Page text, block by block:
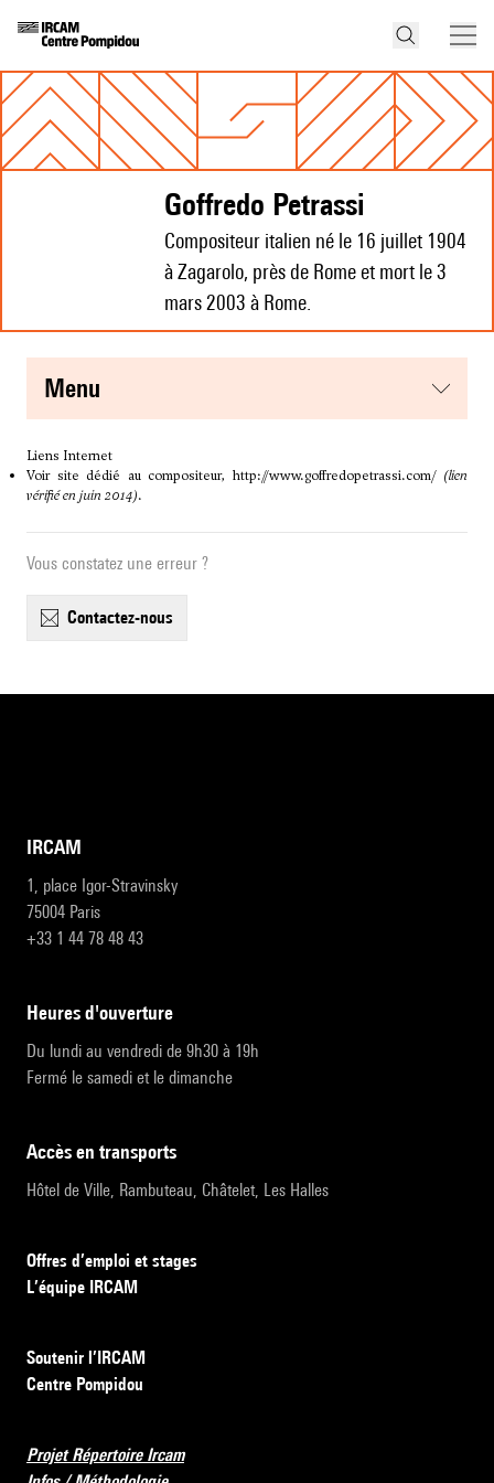
Goffredo Petrassi
Compositeur italien né le 16 juillet 1904
à Zagarolo, près de Rome et mort le 3
mars 2003 à Rome.
menu
Liens Internet
Voir site dédié au compositeur, http://www.goffredopetrassi.com/ (lien
vérifié en juin 2014).
Vous constatez une erreur ?
contactez-nous
IRCAM
1, place Igor-Stravinsky
75004 Paris
+33 1 44 78 48 43
heures d'ouverture
Du lundi au vendredi de 9h30 à 19h
Fermé le samedi et le dimanche
accès en transports
Hôtel de Ville, Rambuteau, Châtelet, Les Halles
Offres d’emploi et stages
L’équipe IRCAM
Soutenir l’IRCAM
Centre Pompidou
Projet Répertoire Ircam